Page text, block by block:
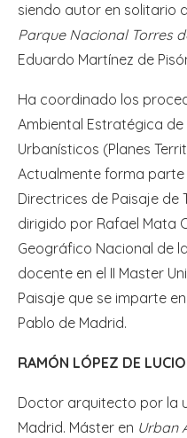
siendo autor en solitario
Parque Nacional Torres
Eduardo Martínez de
Ha coordinado los
Ambiental Estratégica de
Urbanísticos (Planes
Actualmente forma
Directrices de Paisaje de
dirigido por Rafael Mata
Geográfico Nacional de
docente en el II Master
Paisaje que se imparte
Pablo de Madrid.
RAMÓN LÓPEZ DE LUCIO
Doctor arquitecto por la
Madrid. Máster en Urban